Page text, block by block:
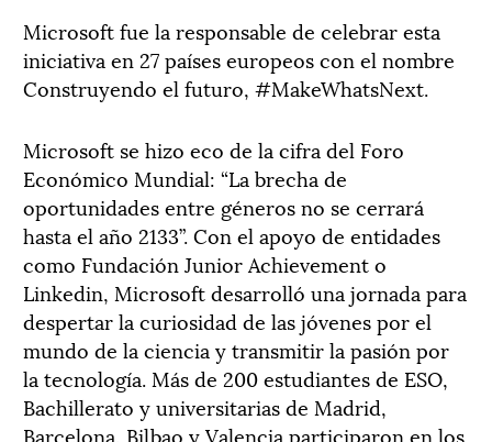
Microsoft fue la responsable de celebrar esta
iniciativa en 27 países europeos con el nombre
Construyendo el futuro, #MakeWhatsNext.
Microsoft se hizo eco de la cifra del Foro
Económico Mundial: “La brecha de
oportunidades entre géneros no se cerrará
hasta el año 2133”. Con el apoyo de entidades
como Fundación Junior Achievement o
Linkedin, Microsoft desarrolló una jornada para
despertar la curiosidad de las jóvenes por el
mundo de la ciencia y transmitir la pasión por
la tecnología. Más de 200 estudiantes de ESO,
Bachillerato y universitarias de Madrid,
Barcelona, Bilbao y Valencia participaron en los